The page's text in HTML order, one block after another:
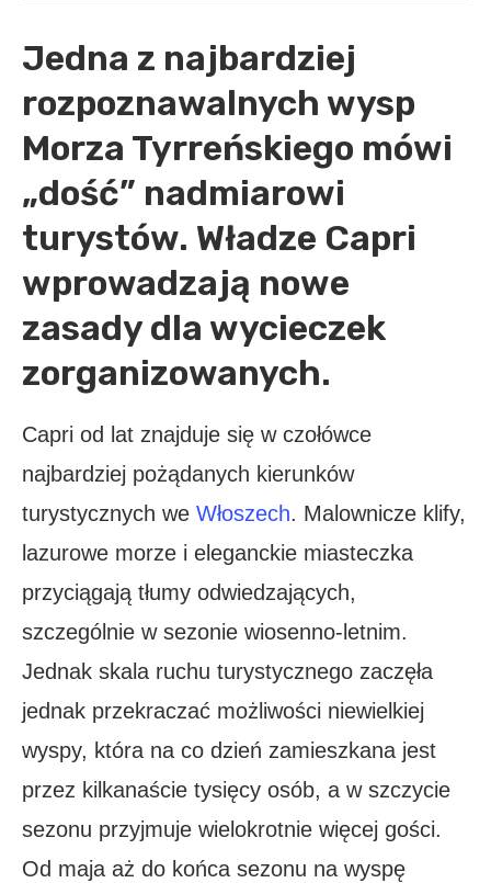
Jedna z najbardziej
rozpoznawalnych wysp
Morza Tyrreńskiego mówi
„dość” nadmiarowi
turystów. Władze Capri
wprowadzają nowe
zasady dla wycieczek
zorganizowanych.
Capri od lat znajduje się w czołówce
najbardziej pożądanych kierunków
turystycznych we Włoszech. Malownicze klify,
lazurowe morze i eleganckie miasteczka
przyciągają tłumy odwiedzających,
szczególnie w sezonie wiosenno-letnim.
Jednak skala ruchu turystycznego zaczęła
jednak przekraczać możliwości niewielkiej
wyspy, która na co dzień zamieszkana jest
przez kilkanaście tysięcy osób, a w szczycie
sezonu przyjmuje wielokrotnie więcej gości.
Od maja aż do końca sezonu na wyspę